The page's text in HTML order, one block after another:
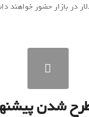
شدن